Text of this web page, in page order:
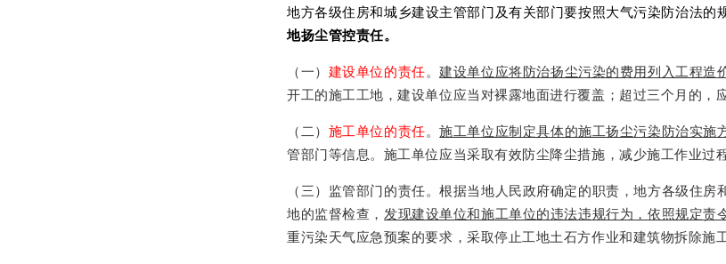
地方各级住房和城乡建设主管部门及有关部门要按照大气污染防治法的
地扬尘管控责任。
（一） 建设单位的责任。建设单位应将防治扬尘污染的费用列入工程
开工的施工工地，建设单位应当对裸露地面进行覆盖；超过三个月的，
（二） 施工单位的责任。施工单位应制定具体的施工扬尘污染防治实施
管部门等信息。施工单位应当采取有效防尘降尘措施，减少施工作业过
（三）监管部门的责任。根据当地人民政府确定的职责，地方各级住
地的监督检查，发现建设单位和施工单位的违法违规行为，依照规定责
重污染天气应急预案的要求，采取停止工地土石方作业和建筑物拆除施